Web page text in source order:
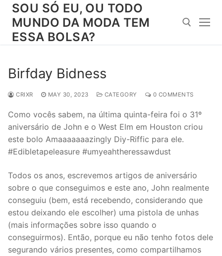
Skip
content
SOU SÓ EU, OU TODO
MUNDO DA MODA TEM
ESSA BOLSA?
Birfday Bidness
CRIXR MAY 30, 2023 CATEGORY 0 COMMENTS
Como vocês sabem, na última quinta-feira foi o 31º
aniversário de John e o West Elm em Houston criou
este bolo Amaaaaaaazingly Diy-Riffic para ele.
#Edibletapeleasure #umyeahtheressawdust
Todos os anos, escrevemos artigos de aniversário
sobre o que conseguimos e este ano, John realmente
conseguiu (bem, está recebendo, considerando que
estou deixando ele escolher) uma pistola de unhas
(mais informações sobre isso quando o
conseguirmos). Então, porque eu não tenho fotos dele
segurando vários presentes, como compartilhamos